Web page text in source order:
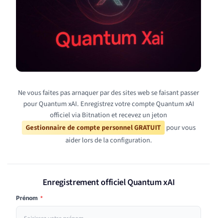
Ne vous faites pas arnaquer par des sites web se faisant passer
pour Quantum xAI. Enregistrez votre compte Quantum xAI
officiel via Bitnation et recevez un jeton
Gestionnaire de compte personnel GRATUIT pour vous
aider lors de la configuration.
Enregistrement officiel Quantum xAI
Prénom *